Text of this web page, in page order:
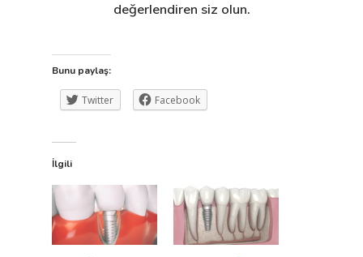
değerlendiren siz olun.
Bunu paylaş:
Twitter Facebook
İlgili